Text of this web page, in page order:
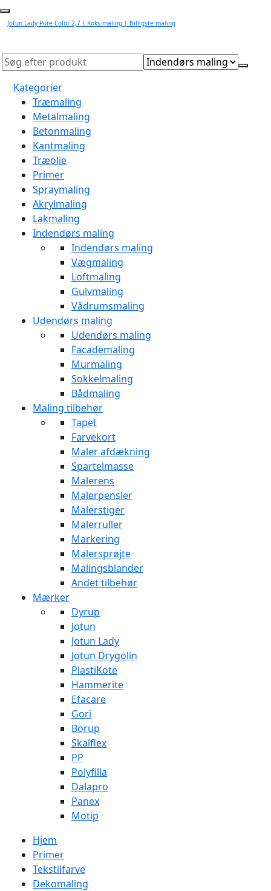
Jotun Lady Pure Color 2,7 L Koks maling | Billigste maling
Kategorier
Træmaling
Metalmaling
Betonmaling
Kantmaling
Træolie
Primer
Spraymaling
Akrylmaling
Lakmaling
Indendørs maling
Indendørs maling
Vægmaling
Loftmaling
Gulvmaling
Vådrumsmaling
Udendørs maling
Udendørs maling
Facademaling
Murmaling
Sokkelmaling
Bådmaling
Maling tilbehør
Tapet
Farvekort
Maler afdækning
Spartelmasse
Malerens
Malerpensler
Malerstiger
Malerruller
Markering
Malersprøjte
Malingsblander
Andet tilbehør
Mærker
Dyrup
Jotun
Jotun Lady
Jotun Drygolin
PlastiKote
Hammerite
Efacare
Gori
Borup
Skalflex
PP
Polyfilla
Dalapro
Panex
Motip
Hjem
Primer
Tekstilfarve
Dekomaling